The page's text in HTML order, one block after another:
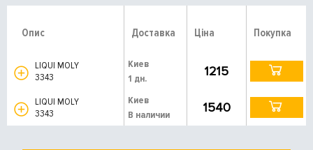
Опис Доставка Ціна Покупка
LIQUI MOLY
3343
Киев
1 дн.
1215
LIQUI MOLY
3343
Киев
В наличии
1540